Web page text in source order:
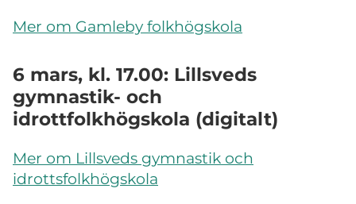
Mer om Gamleby folkhögskola
6 mars, kl. 17.00: Lillsveds
gymnastik- och
idrottfolkhögskola (digitalt)
Mer om Lillsveds gymnastik och
idrottsfolkhögskola